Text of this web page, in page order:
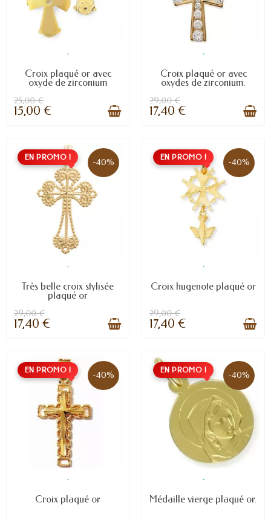
.
Croix plaqué or avec
oxyde de zirconium
25,00 €
15,00 €
.
Croix plaqué or avec
oxydes de zirconium.
29,00 €
17,40 €
EN PROMO ! -40%
.
Très belle croix stylisée
plaqué or
29,00 €
17,40 €
EN PROMO ! -40%
.
Croix hugenote plaqué or
29,00 €
17,40 €
EN PROMO ! -40%
.
Croix plaqué or
EN PROMO ! -40%
.
Médaille vierge plaqué or.